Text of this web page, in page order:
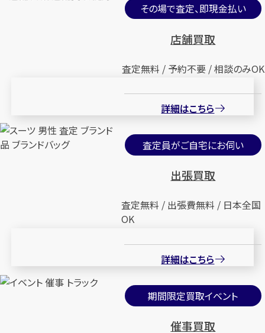
その場で査定、即現金払い
店舗買取
査定無料 / 予約不要 / 相談のみOK
詳細はこちら
査定員がご自宅にお伺い
出張買取
査定無料 / 出張費無料 / 日本全国
OK
詳細はこちら
期間限定買取イベント
催事買取